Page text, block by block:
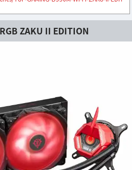
ZAKU II EDITION